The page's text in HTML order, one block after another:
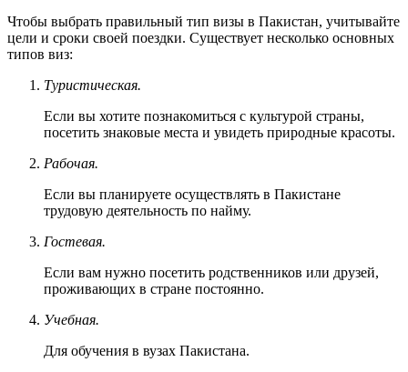
Чтобы выбрать правильный тип визы в Пакистан, учитывайте
цели и сроки своей поездки. Существует несколько основных
типов виз:
Туристическая.
Если вы хотите познакомиться с культурой страны,
посетить знаковые места и увидеть природные красоты.
Рабочая.
Если вы планируете осуществлять в Пакистане
трудовую деятельность по найму.
Гостевая.
Если вам нужно посетить родственников или друзей,
проживающих в стране постоянно.
Учебная.
Для обучения в вузах Пакистана.